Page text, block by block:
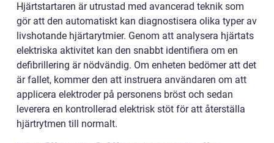
Hjärtstartaren är utrustad med avancerad teknik som
gör att den automatiskt kan diagnostisera olika typer av
livshotande hjärtarytmier. Genom att analysera hjärtats
elektriska aktivitet kan den snabbt identifiera om en
defibrillering är nödvändig. Om enheten bedömer att det
är fallet, kommer den att instruera användaren om att
applicera elektroder på personens bröst och sedan
leverera en kontrollerad elektrisk stöt för att återställa
hjärtrytmen till normalt.